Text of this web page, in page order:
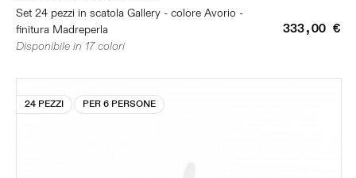
Set 24 pezzi in scatola Gallery - colore Avorio -
finitura Madreperla
333,00 €
Disponibile in 17 colori
24 PEZZI PER 6 PERSONE